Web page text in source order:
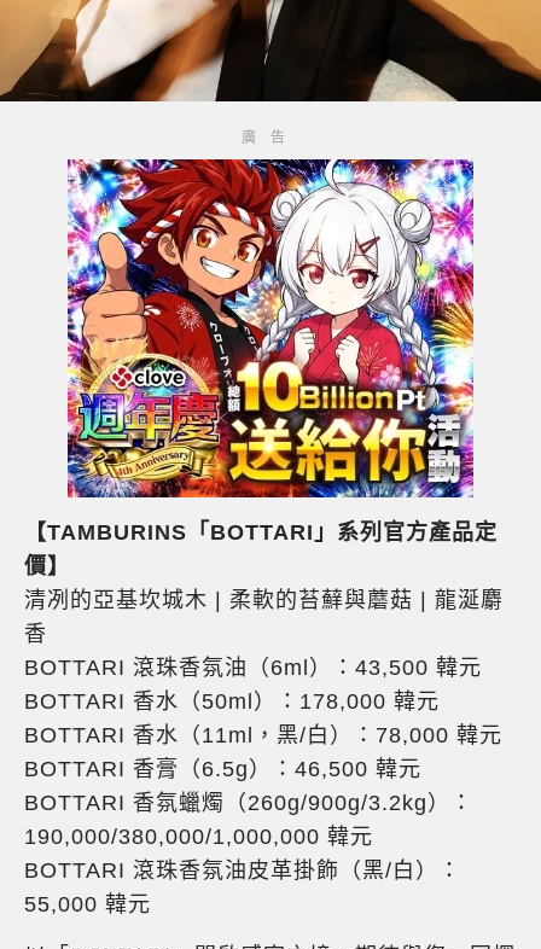
【TAMBURINS「BOTTARI」系列官方產品定
價】
清冽的亞基坎城木 | 柔軟的苔蘚與蘑菇 | 龍涎麝
香
BOTTARI 滾珠香氛油（6ml）：43,500 韓元
BOTTARI 香水（50ml）：178,000 韓元
BOTTARI 香水（11ml，黑/白）：78,000 韓元
BOTTARI 香膏（6.5g）：46,500 韓元
BOTTARI 香氛蠟燭（260g/900g/3.2kg）：
190,000/380,000/1,000,000 韓元
BOTTARI 滾珠香氛油皮革掛飾（黑/白）：
55,000 韓元